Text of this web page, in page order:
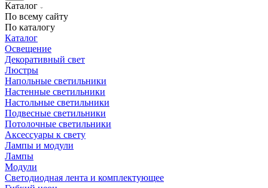
Каталог
По всему сайту
По каталогу
Каталог
Освещение
Декоративный свет
Люстры
Напольные светильники
Настенные светильники
Настольные светильники
Подвесные светильники
Потолочные светильники
Аксессуары к свету
Лампы и модули
Лампы
Модули
Светодиодная лента и комплектующее